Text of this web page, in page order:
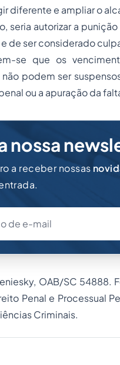
diferente e ampliar o
seria autorizar a
de ser considerado
se que os
podem ser
ou a apuração da
nossa
a receber nossas
OAB/SC 54888.
Penal e Processual
Criminais.